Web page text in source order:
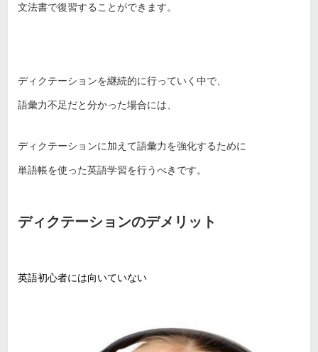
文法書で復習することができます。
ディクテーションを継続的に行っていく中で、
語彙力不足だと分かった場合には、
ディクテーションに加えて語彙力を強化するために
単語帳を使った英語学習を行うべきです。
ディクテーションのデメリット
英語初心者には向いていない